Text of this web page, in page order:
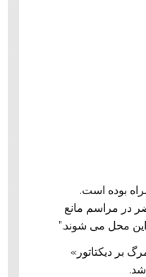
بوده است.
در مراسم مانع
محل می شوند.”
بر دیکتاتور»